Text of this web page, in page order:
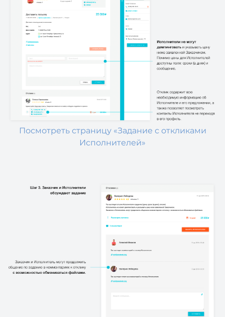
Посмотреть страницу «Задание с откликами
Исполнителей»